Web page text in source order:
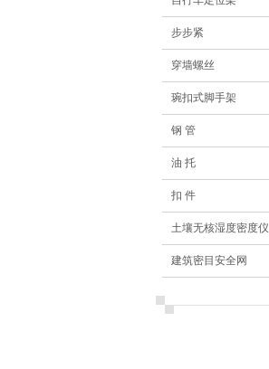
步步紧
穿墙螺丝
琬扣式脚手架
钢 管
油 托
扣 件
土壤无核湿度密度仪
建筑密目安全网